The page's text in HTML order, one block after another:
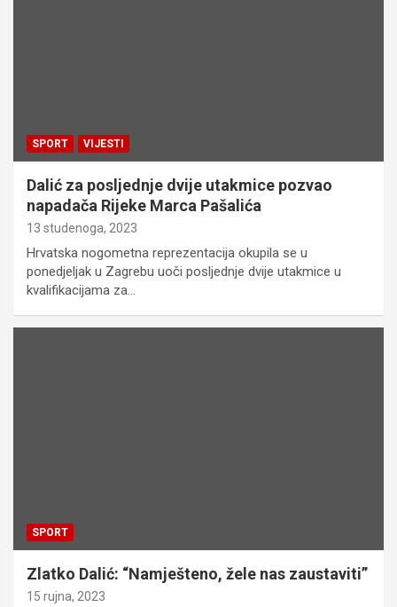
SPORT VIJESTI
Dalić za posljednje dvije utakmice pozvao
napadača Rijeke Marca Pašalića
13 studenoga, 2023
Hrvatska nogometna reprezentacija okupila se u
ponedjeljak u Zagrebu uoči posljednje dvije utakmice u
kvalifikacijama za…
SPORT
Zlatko Dalić: “Namješteno, žele nas zaustaviti”
15 rujna, 2023